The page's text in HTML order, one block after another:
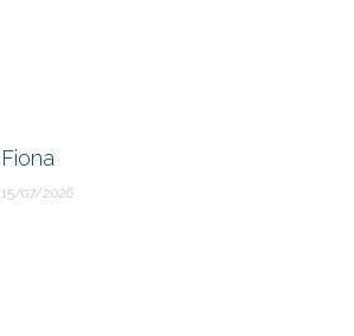
Fiona
15/07/2026